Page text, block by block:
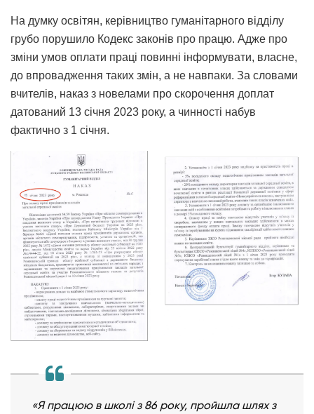
На думку освітян, керівництво гуманітарного відділу
грубо порушило Кодекс законів про працю. Адже про
зміни умов оплати праці повинні інформувати, власне,
до впровадження таких змін, а не навпаки. За словами
вчителів, наказ з новелами про скорочення доплат
датований 13 січня 2023 року, а чинності набув
фактично з 1 січня.
«Я працюю в школі з 86 року, пройшла шлях з